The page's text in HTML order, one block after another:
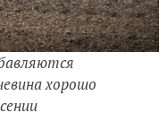
хорошо